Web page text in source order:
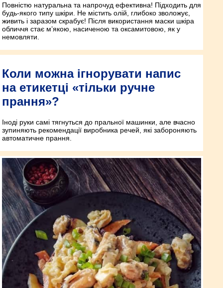
Повністю натуральна та напрочуд ефективна! Підходить для
будь-якого типу шкіри. Не містить олій, глибоко зволожує,
живить і заразом скрабує! Після використання маски шкіра
обличчя стає м’якою, насиченою та оксамитовою, як у
немовляти.
Коли можна ігнорувати напис
на етикетці «тільки ручне
прання»?
Іноді руки самі тягнуться до пральної машинки, але вчасно
зупиняють рекомендації виробника речей, які забороняють
автоматичне прання.